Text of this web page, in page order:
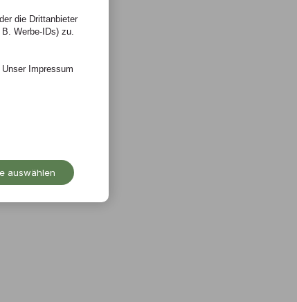
die Drittanbieter
Werbe-IDs) zu.
Unser Impressum
auswählen